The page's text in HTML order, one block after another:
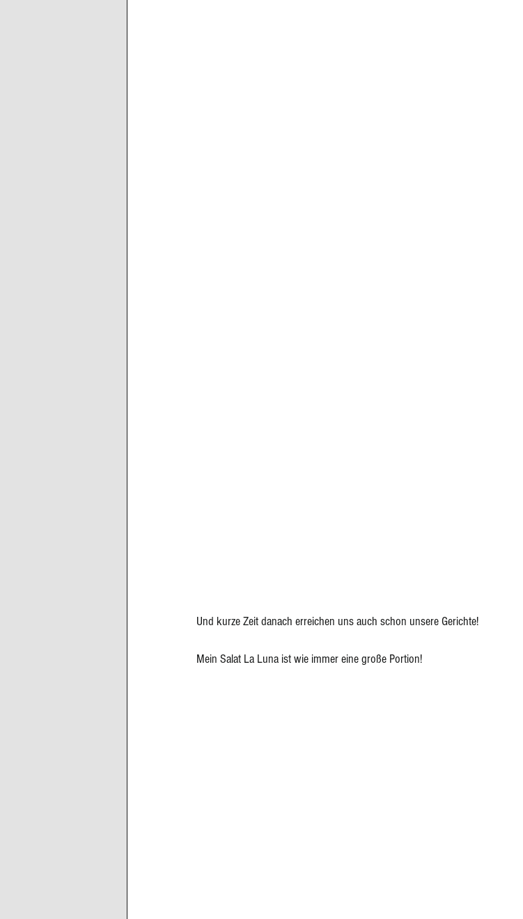
Und kurze Zeit danach erreichen uns auch schon unsere Gerichte!
Mein Salat La Luna ist wie immer eine große Portion!